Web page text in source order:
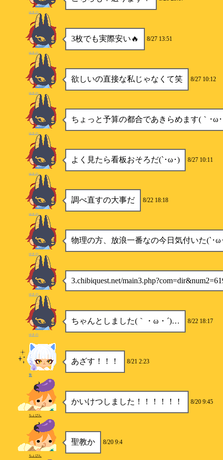
ゆきの
3枚でも実際安い🔥 8/27 13:51
ゆきの
欲しいの直接な私じゃなくて笑 8/27 10:12
ゆきの
ちょっと予算の都合であきらめます(｀･ω･
ゆきの
よく見たら看板おそろだ(`･ω･) 8/27 10:11
ゆきの
調べ直すの大事だ 8/22 18:18
ゆきの
物理の方、放浪一番なの今日気付いた(`･
ゆきの
3.chibiquest.net/
ゆきの
ちゃんとしました(｀・ω・´)… 8/22 18:17
ゆきの
あざす！！！ 8/21 2:23
贄
かいけつしました！！！！！！ 8/20 9:45
ちょびん
聖教か 8/20 9:4
ちょびん